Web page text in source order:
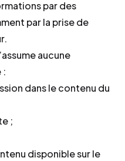
par des
par la prise de
aucune
:
dans le contenu du
;
disponible sur le